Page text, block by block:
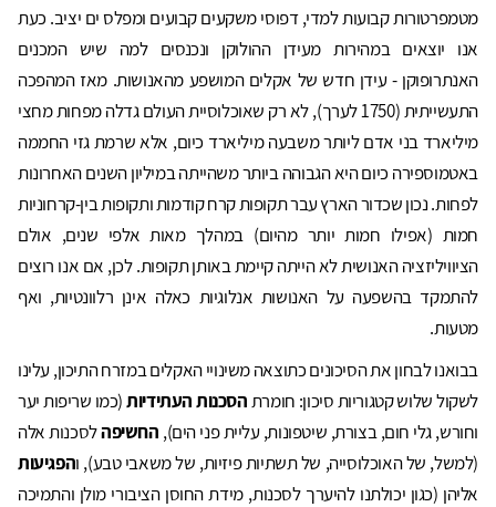
מטמפרטורות קבועות למדי, דפוסי משקעים קבועים ומפלס ים יציב. כעת
אנו יוצאים במהירות מעידן ההולוקן ונכנסים למה שיש המכנים
האנתרופוקן - עידן חדש של אקלים המושפע מהאנושות. מאז המהפכה
התעשייתית (1750 לערך), לא רק שאוכלוסיית העולם גדלה מפחות מחצי
מיליארד בני אדם ליותר משבעה מיליארד כיום, אלא שרמת גזי החממה
באטמוספירה כיום היא הגבוהה ביותר משהייתה במיליון השנים האחרונות
לפחות. נכון שכדור הארץ עבר תקופות קרח קודמות ותקופות בין-קרחוניות
חמות (אפילו חמות יותר מהיום) במהלך מאות אלפי שנים, אולם
הציוויליזציה האנושית לא הייתה קיימת באותן תקופות. לכן, אם אנו רוצים
להתמקד בהשפעה על האנושות אנלוגיות כאלה אינן רלוונטיות, ואף
מטעות.
בבואנו לבחון את הסיכונים כתוצאה משינויי האקלים במזרח התיכון, עלינו
לשקול שלוש קטגוריות סיכון: חומרתהסכנות העתידיות(כמו שריפות יער
וחורש, גלי חום, בצורת, שיטפונות, עליית פני הים), החשיפהלסכנות אלה
(למשל, של האוכלוסייה, של תשתיות פיזיות, של משאבי טבע), והפגיעות
אליהן (כגון יכולתנו להיערך לסכנות, מידת החוסן הציבורי מולן והתמיכה